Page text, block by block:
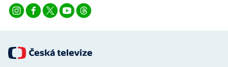
Volejbal
Ostatní